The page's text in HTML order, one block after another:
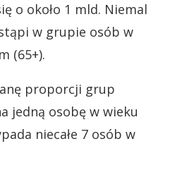
o około 1 mld. Niemal
w grupie osób w
(65+).
proporcji grup
jedną osobę w wieku
niecałe 7 osób w